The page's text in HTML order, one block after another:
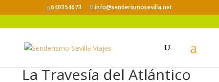
640354673 info@senderismosevilla.net
La Travesía del Atlántico